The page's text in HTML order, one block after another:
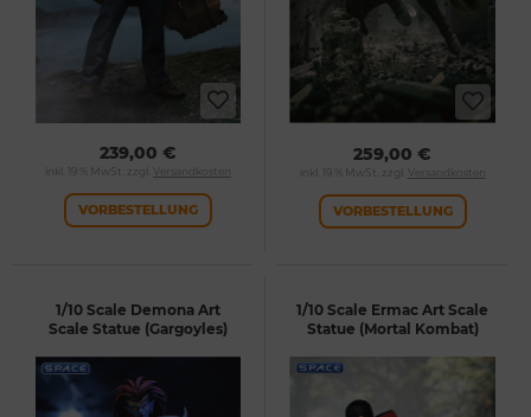
239,00 €
inkl. 19 % MwSt. zzgl. Versandkosten
VORBESTELLUNG
259,00 €
inkl. 19 % MwSt. zzgl. Versandkosten
VORBESTELLUNG
1/10 Scale Demona Art
Scale Statue (Gargoyles)
1/10 Scale Ermac Art Scale
Statue (Mortal Kombat)